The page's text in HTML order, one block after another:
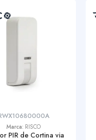
Marca: RISCO
PIR de Cortina via